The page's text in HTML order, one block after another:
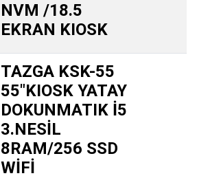
NVM /18.5
EKRAN KIOSK
TAZGA KSK-55
55″KIOSK YATAY
DOKUNMATIK İ5
3.NESİL
8RAM/256 SSD
WİFİ